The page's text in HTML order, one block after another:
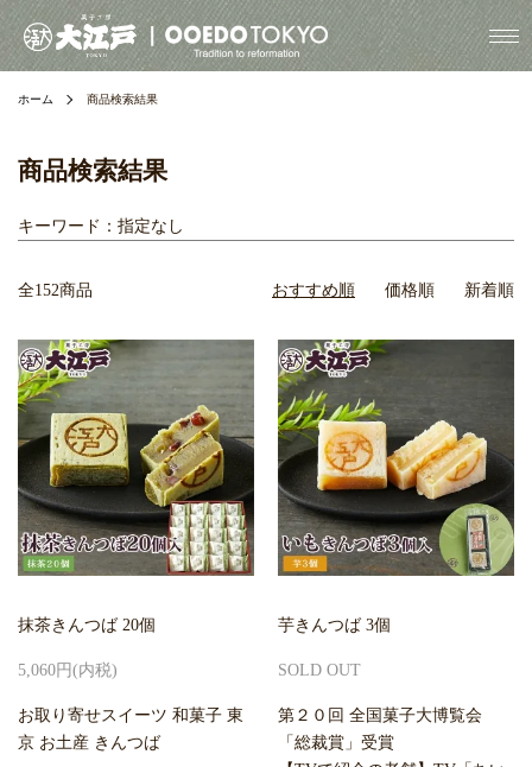
ホーム 商品検索結果
商品検索結果
キーワード：指定なし
全152商品 おすすめ順 価格順 新着順
抹茶きんつば 20個
5,060円(内税)
お取り寄せスイーツ 和菓子 東
京 お土産 きんつば
芋きんつば 3個
SOLD OUT
第２０回 全国菓子大博覧会
「総裁賞」受賞